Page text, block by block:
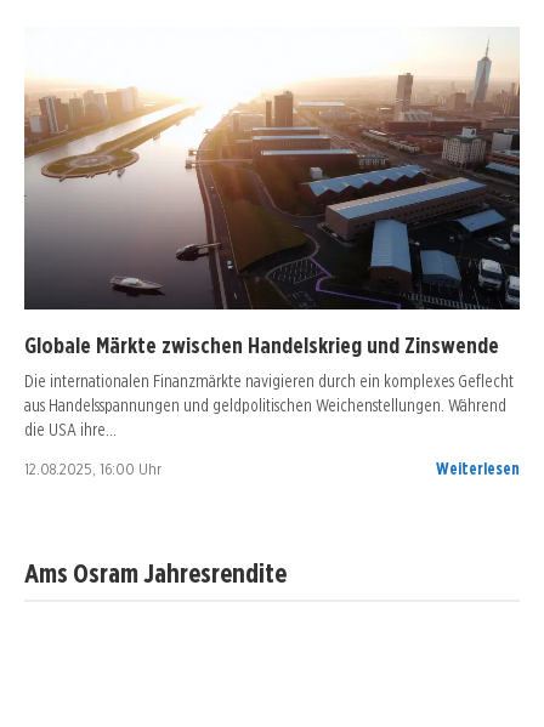
Globale Märkte zwischen Handelskrieg und Zinswende
Die internationalen Finanzmärkte navigieren durch ein komplexes Geflecht
aus Handelsspannungen und geldpolitischen Weichenstellungen. Während
die USA ihre…
12.08.2025, 16:00 Uhr Weiterlesen
Ams Osram Jahresrendite